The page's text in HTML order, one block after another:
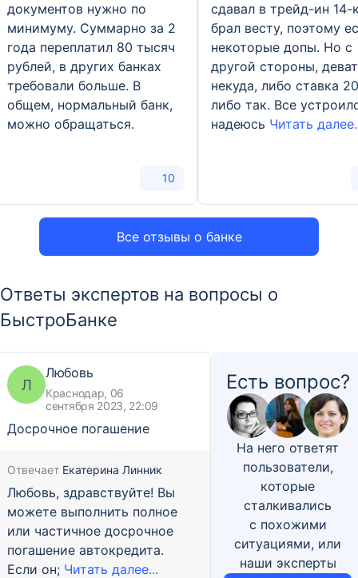
Все отзывы о банке
документов нужно по
минимуму. Суммарно за 2
года переплатил 80 тысяч
рублей, в других банках
требовали больше. В
общем, нормальный банк,
можно обращаться.
10
сдавал в трейд-ин 14-
брал весту, поэтому
некоторые допы. Но с
другой стороны,
некуда, либо ставка
либо так. Все
надеюсь Читать
Ответы экспертов на вопросы о
БыстроБанке
Л
Любовь
Краснодар, 06
сентября 2023, 22:09
Досрочное погашение
Отвечает Екатерина Линник
Любовь, здравствуйте! Вы
можете выполнить полное
или частичное досрочное
погашение автокредита.
Если он; Читать далее...
Есть вопрос?
На него ответят
пользователи,
которые
сталкивались
с похожими
ситуациями, или
наши эксперты